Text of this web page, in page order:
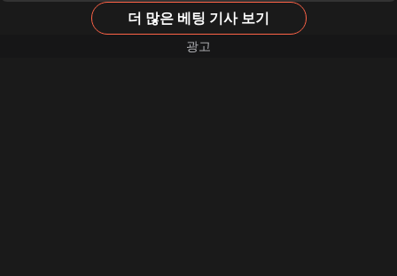
더 많은 베팅 기사 보기